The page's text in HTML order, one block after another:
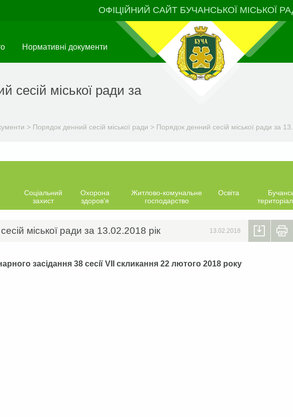
ОФІЦІЙНИЙ САЙТ БУЧАНСЬКОЇ МІСЬКОЇ
Нормативні документи
сесій міської ради за
> Порядок денний сесій міської ради > Порядок денний сесій міської ради за
Соціальний
захист
Охорона
здоров’я
Житлово-комунальне
господарство
Освіта
міської ради за 13.02.2018 рік 13.02.2018
засідання 38 сесії VII скликання 22 лютого 2018 року